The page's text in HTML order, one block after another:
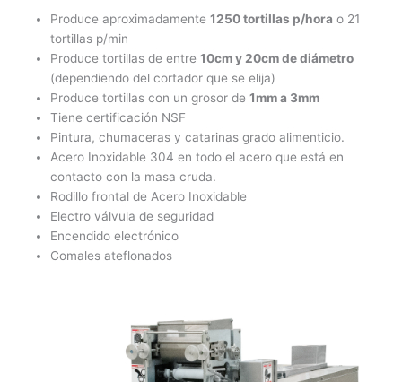
Produce aproximadamente1250 tortillas p/hora o 21
tortillas p/min
Produce tortillas de entre10cm y 20cm de diámetro
(dependiendo del cortador que se elija)
Produce tortillas con un grosor de1mm a 3mm
Tiene certificación NSF
Pintura, chumaceras y catarinas grado alimenticio.
Acero Inoxidable 304 en todo el acero que está en
contacto con la masa cruda.
Rodillo frontal de Acero Inoxidable
Electro válvula de seguridad
Encendido electrónico
Comales ateflonados